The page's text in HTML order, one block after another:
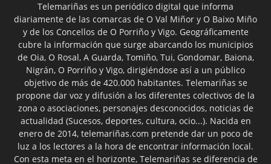
Telemariñas es un periódico digital que informa
diariamente de las comarcas de O Val Miñor y O Baixo Miño
y de los Concellos de O Porriño y Vigo. Geográficamente
cubre la información que surge abarcando los municipios
de Oia, O Rosal, A Guarda, Tomiño, Tui, Gondomar, Baiona,
Nigrán, O Porriño y Vigo, dirigiéndose así a un público
objetivo de más de 420.000 habitantes. Telemariñas se
propone dar voz y difusión a los diferentes colectivos de la
zona o asociaciones, personajes desconocidos, noticias de
actualidad (Sucesos, deportes, cultura, ocio...). Nacida en
enero de 2014, telemariñas.com pretende dar un poco de
luz a los lectores a la hora de encontrar información local.
Con esta meta en el horizonte, Telemariñas se diferencia de